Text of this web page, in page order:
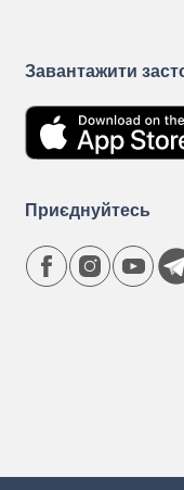
Завантажити
Приєднуйтесь